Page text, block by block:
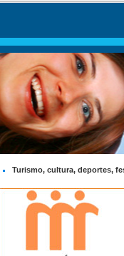
Turismo, cultura, deportes,